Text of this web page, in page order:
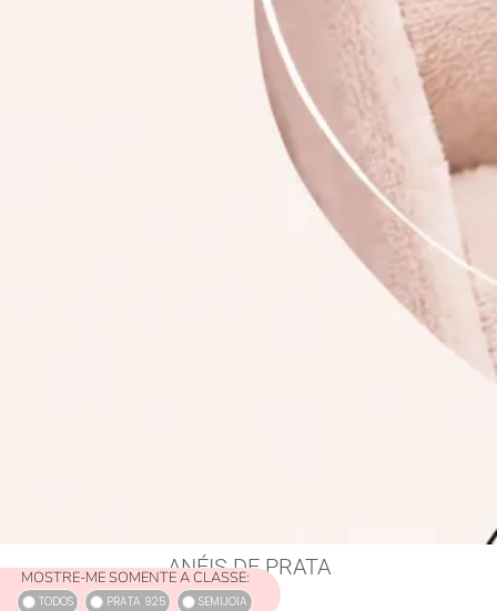
ANÉIS DE PRATA
MOSTRE-ME SOMENTE A CLASSE:
TODOS PRATA 925 SEMIJOIA